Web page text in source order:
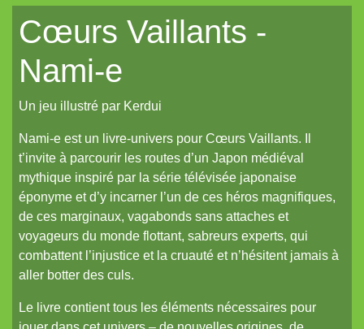
Cerbère
TechNoir
Pour une poignée de sapèques
Les Carnets zoographiques du Capitaine Lalande
Donjon sans façon
Aux seuils d'abysses très-anciens
Pti6 // Lil6
La Mort bleue
De Chorographia
Raj Victoria
Cœurs Vaillants -
Nami-e
Un jeu illustré par Kerdui
Nami-e est un livre-univers pour Cœurs Vaillants. Il
t’invite à parcourir les routes d’un Japon médiéval
mythique inspiré par la série télévisée japonaise
éponyme et d’y incarner l’un de ces héros magnifiques,
de ces marginaux, vagabonds sans attaches et
voyageurs du monde flottant, sabreurs experts, qui
combattent l’injustice et la cruauté et n’hésitent jamais à
aller botter des culs.
Le livre contient tous les éléments nécessaires pour